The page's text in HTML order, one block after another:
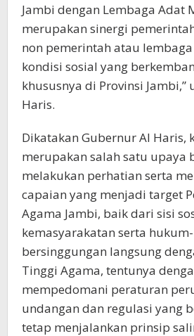
Jambi dengan Lembaga Adat
merupakan sinergi
non pemerintah atau
kondisi sosial yang
khususnya di Provinsi Jambi,”
Haris.
Dikatakan Gubernur Al Haris,
merupakan salah satu upaya
melakukan perhatian serta
capaian yang menjadi target
Agama Jambi, baik dari sisi
kemasyarakatan serta
bersinggungan langsung
Tinggi Agama, tentunya
mempedomani peraturan
undangan dan regulasi yang
tetap menjalankan prinsip